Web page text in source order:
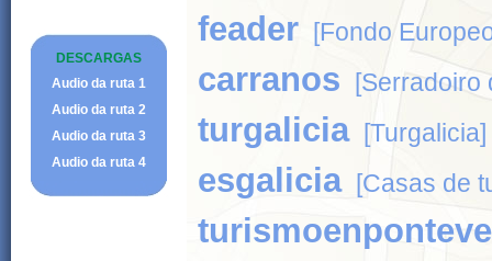
DESCARGAS
Audio da ruta 1
Audio da ruta 2
Audio da ruta 3
Audio da ruta 4
feader [Fondo
carranos [Serradoiro
turgalicia [Turgalicia]
esgalicia [Casas de